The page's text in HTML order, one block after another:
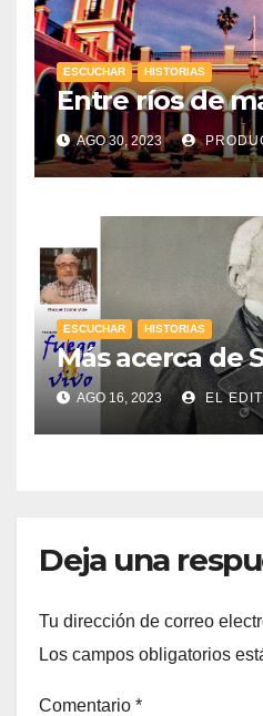
ESCUCHAR HISTORIAS
Entre ríos de
AGO 30, 2023
ESCUCHAR HISTORIAS
Más acerca de
AGO 16, 2023 EL
Deja una
Tu dirección de correo
Los campos obligatorios
Comentario *